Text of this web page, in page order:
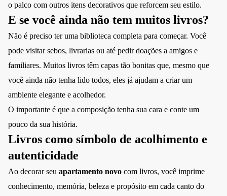
o palco com outros itens decorativos que reforcem seu estilo.
E se você ainda não tem muitos livros?
Não é preciso ter uma biblioteca completa para começar. Você
pode visitar sebos, livrarias ou até pedir doações a amigos e
familiares. Muitos livros têm capas tão bonitas que, mesmo que
você ainda não tenha lido todos, eles já ajudam a criar um
ambiente elegante e acolhedor.
O importante é que a composição tenha sua cara e conte um
pouco da sua história.
Livros como símbolo de acolhimento e
autenticidade
Ao decorar seu apartamento novo com livros, você imprime
conhecimento, memória, beleza e propósito em cada canto do